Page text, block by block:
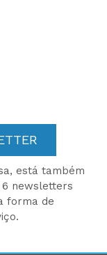
está também
newsletters
forma de